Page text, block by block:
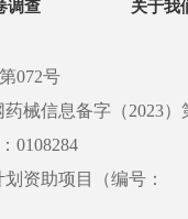
调查 关于我
072号
械信息备字（2023）
0108284
资助项目（编号：